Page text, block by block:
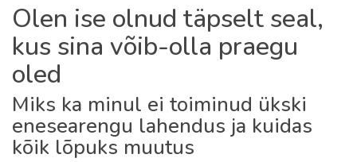
Olen ise olnud täpselt seal,
kus sina võib-olla praegu
oled
Miks ka minul ei toiminud ükski
enesearengu lahendus ja kuidas
kõik lõpuks muutus